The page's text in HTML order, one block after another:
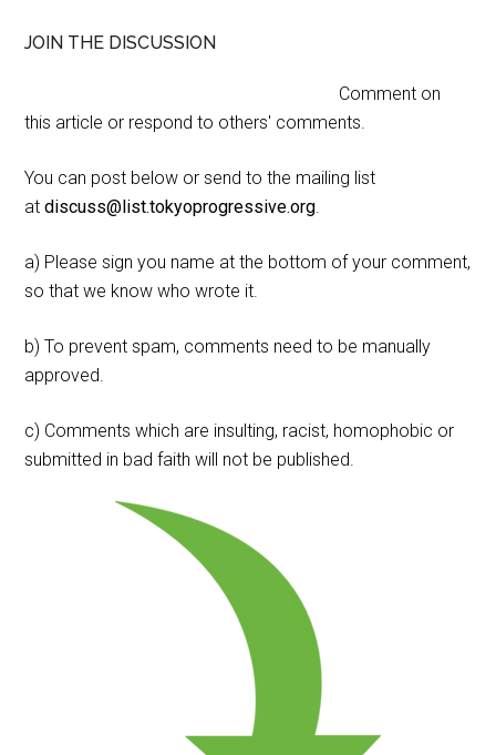
JOIN THE DISCUSSION
Comment on
this article or respond to others' comments.
You can post below or send to the mailing list
atdiscuss@list.tokyoprogressive.org.
a) Please sign you name at the bottom of your comment,
so that we know who wrote it.
b) To prevent spam, comments need to be manually
approved.
c) Comments which are insulting, racist, homophobic or
submitted in bad faith will not be published.